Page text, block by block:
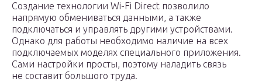
Создание технологии Wi-Fi Direct позволило
напрямую обмениваться данными, а также
подключаться и управлять другими устройствами.
Однако для работы необходимо наличие на всех
подключаемых моделях специального приложения.
Сами настройки просты, поэтому наладить связь
не составит большого труда.